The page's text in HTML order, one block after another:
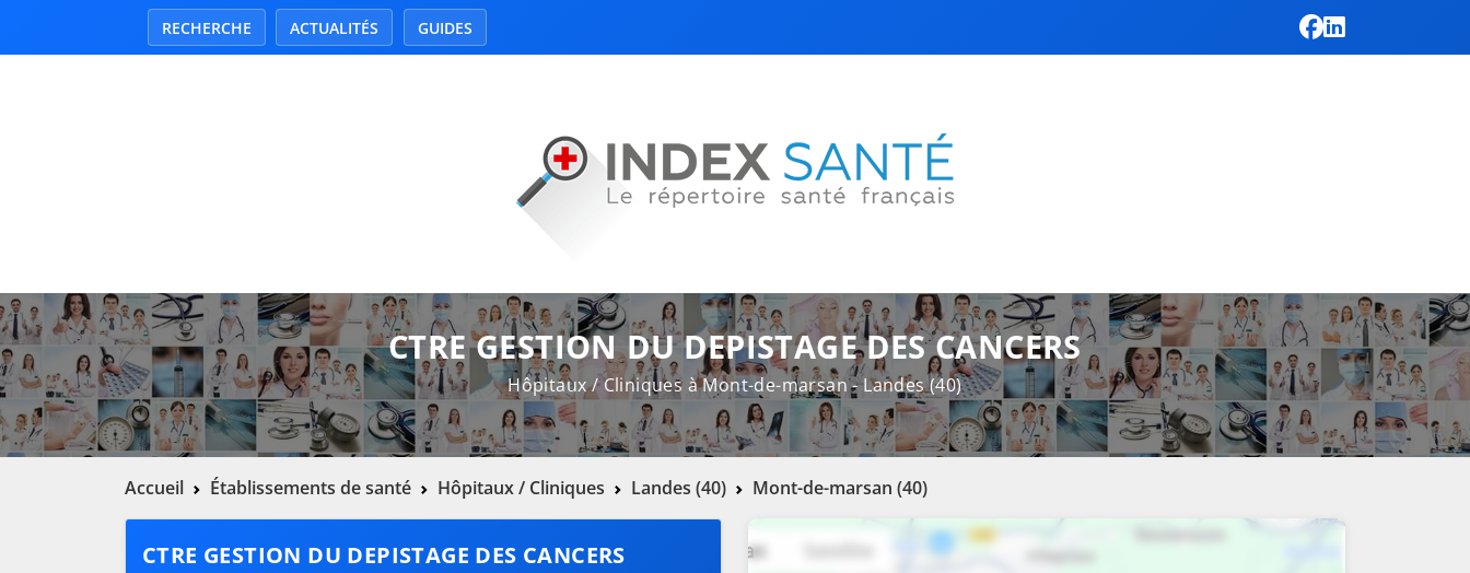
RECHERCHE ACTUALITÉS GUIDES
CTRE GESTION DU DEPISTAGE DES CANCERS
Hôpitaux / Cliniques à Mont-de-marsan - Landes (40)
Accueil Établissements de santé Hôpitaux / Cliniques Landes (40) Mont-de-marsan (40)
CTRE GESTION DU DEPISTAGE DES CANCERS